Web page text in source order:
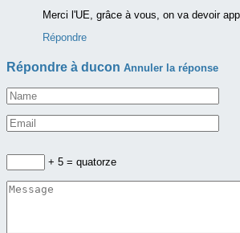
Merci l'UE, grâce à vous, on va devoir
Répondre
Répondre à ducon Annuler la réponse
+ 5 = quatorze